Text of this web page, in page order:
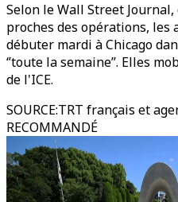
Selon le Wall Street
proches des opérations,
débuter mardi à Chicago
‘’toute la semaine’’. Elles
de l'ICE.
SOURCE:TRT français et
RECOMMANDÉ